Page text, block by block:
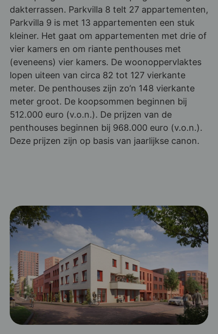
dakterrassen. Parkvilla 8 telt 27 appartementen,
Parkvilla 9 is met 13 appartementen een stuk
kleiner. Het gaat om appartementen met drie of
vier kamers en om riante penthouses met
(eveneens) vier kamers. De woonoppervlaktes
lopen uiteen van circa 82 tot 127 vierkante
meter. De penthouses zijn zo’n 148 vierkante
meter groot. De koopsommen beginnen bij
512.000 euro (v.o.n.). De prijzen van de
penthouses beginnen bij 968.000 euro (v.o.n.).
Deze prijzen zijn op basis van jaarlijkse canon.